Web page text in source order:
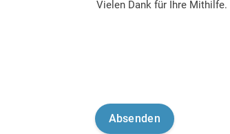
Vielen Dank für Ihre Mithilfe.